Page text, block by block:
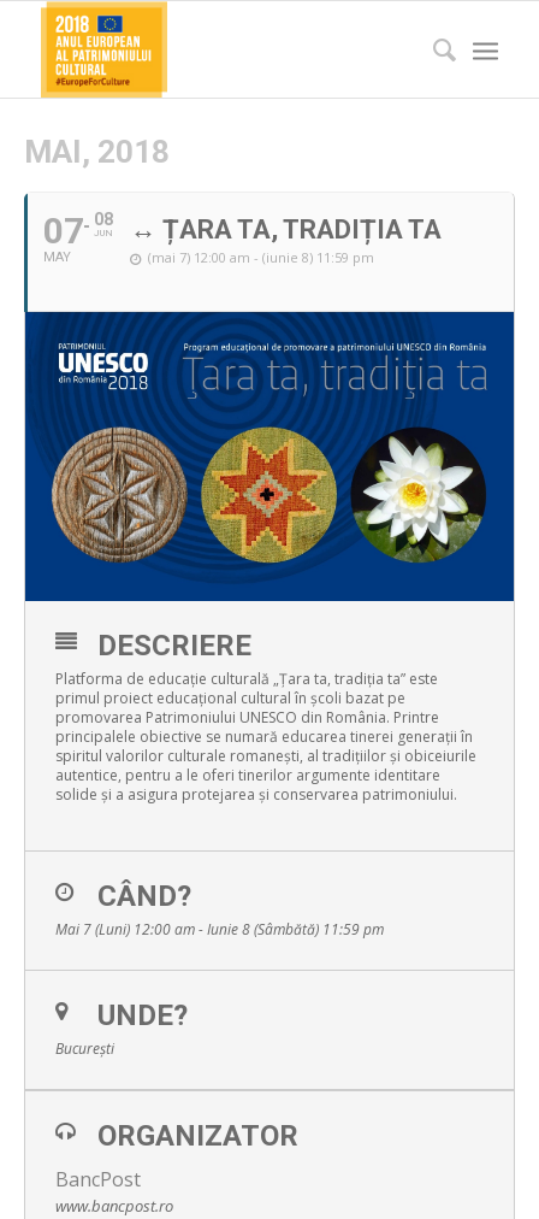
MAI, 2018
07
MAY
08
JUN ↔ ȚARA TA, TRADIȚIA TA
(mai 7) 12:00 am - (iunie 8) 11:59 pm
DESCRIERE
Platforma de educație culturală „Țara ta, tradiția ta” este
primul proiect educațional cultural în școli bazat pe
promovarea Patrimoniului UNESCO din România. Printre
principalele obiective se numară educarea tinerei generații în
spiritul valorilor culturale romanești, al tradițiilor și obiceiurile
autentice, pentru a le oferi tinerilor argumente identitare
solide și a asigura protejarea și conservarea patrimoniului.
CÂND?
Mai 7 (Luni) 12:00 am - Iunie 8 (Sâmbătă) 11:59 pm
UNDE?
București
ORGANIZATOR
BancPost
www.bancpost.ro